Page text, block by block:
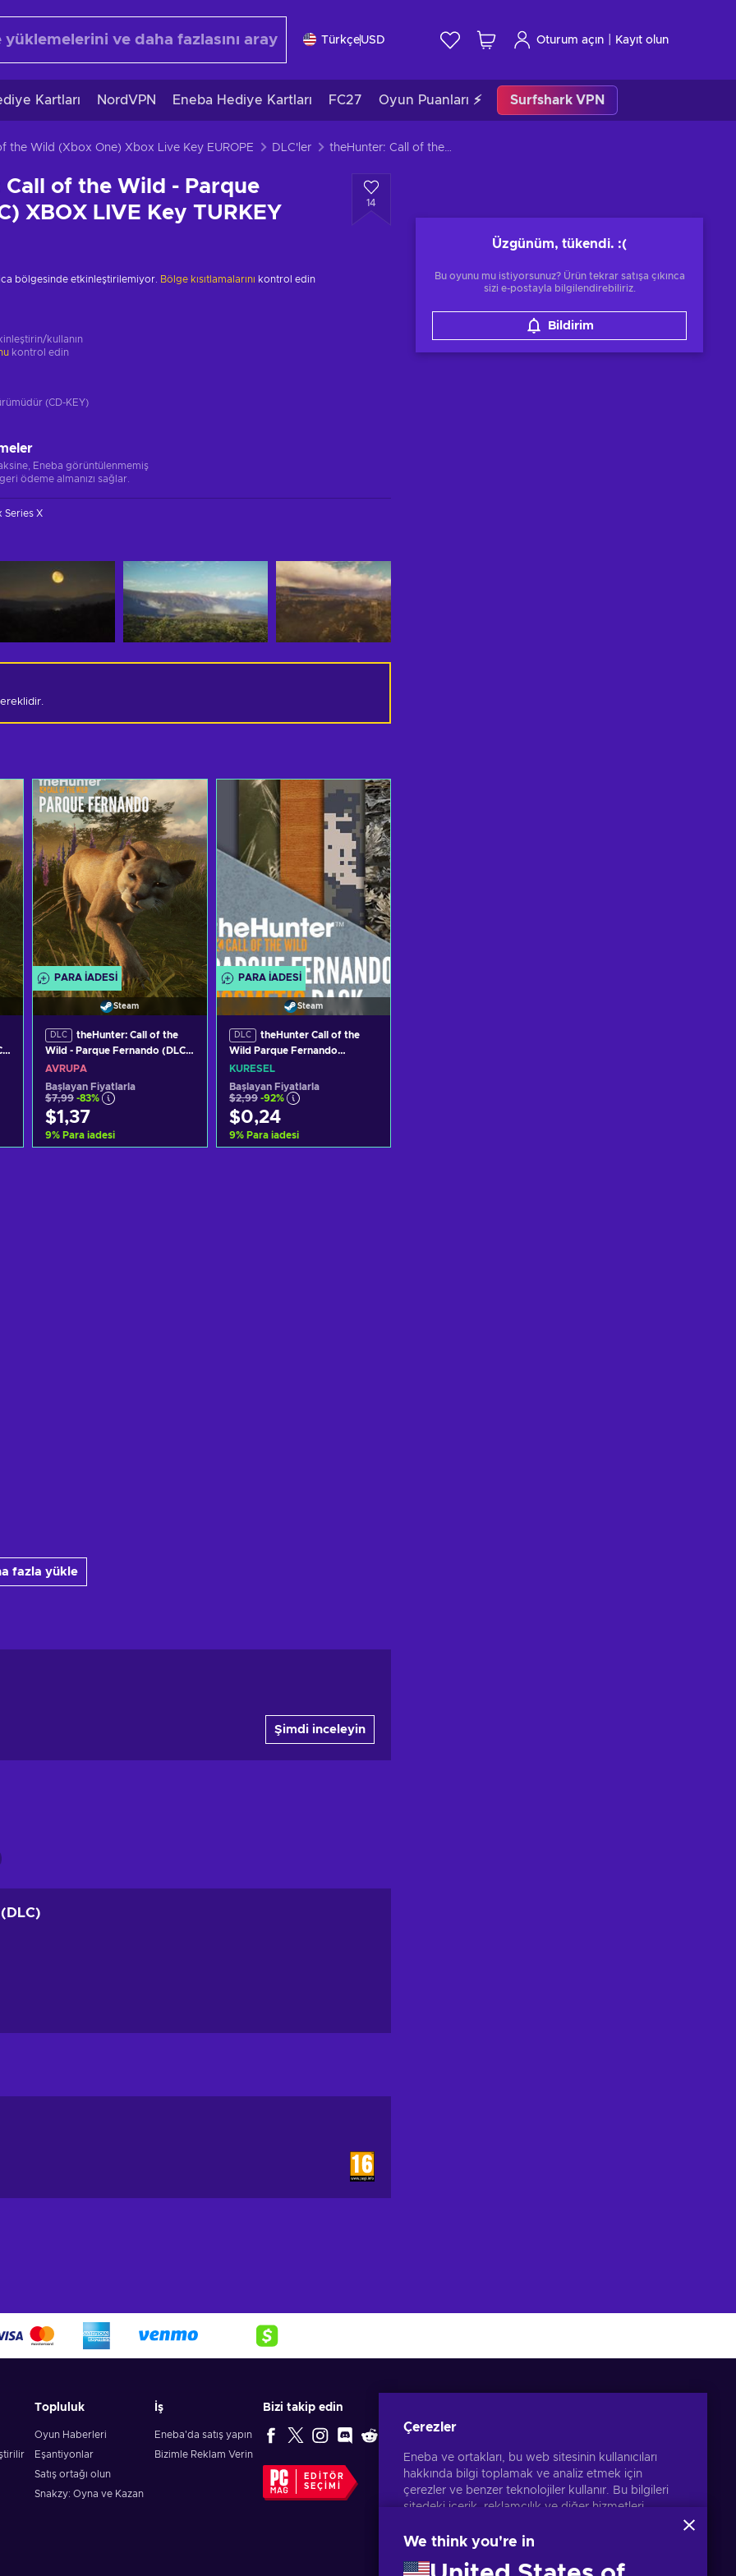
TürkçeUSD Oturum açın Kayıt olun
Kartları NordVPN Eneba Hediye Kartları FC27 Oyun Puanları ⚡ Surfshark VPN
the Wild (Xbox One) Xbox Live Key EUROPE DLC'ler theHunter: Call of the Wild - Parque Fernando (DLC) XBOX LIVE Key TURKEY
of the Wild - Parque
XBOX LIVE Key TURKEY
14
Üzgünüm, tükendi. :(
Bu oyunu mu istiyorsunuz? Ürün tekrar satışa çıkınca
sizi e-postayla bilgilendirebiliriz.
Bildirim
bölgesinde etkinleştirilemiyor. Bölge kısıtlamalarını kontrol edin
kullanın
kontrol edin
(CD-KEY)
Eneba görüntülenmemiş
ödeme almanızı sağlar.
Series X
PARA IADESI
Steam
DLC
theHunter: Call of the
Wild - Parque Fernando (DLC)
(PC) Steam Key EUROPE
AVRUPA
Başlayan Fiyatlarla
$7,99 -83%
$1,37
9% Para iadesi
PARA IADESI
Steam
DLC
theHunter Call of the
Wild Parque Fernando
Cosmetic Pack (DLC) Steam
(PC) Key GLOBAL
KÜRESEL
Başlayan Fiyatlarla
$2,99 -92%
$0,24
9% Para iadesi
fazla yükle
Şimdi inceleyin
Topluluk
Oyun Haberleri
Eşantiyonlar
Satış ortağı olun
Snakzy: Oyna ve Kazan
İş
Eneba'da satış yapın
Bizimle Reklam Verin
Bizi takip edin
EDITÖR
SEÇIMI
Çerezler
Eneba ve ortakları, bu web sitesinin kullanıcıları
hakkında bilgi toplamak ve analiz etmek için
çerezler ve benzer teknolojiler kullanır. Bu bilgileri
sitedeki içerik, reklamcılık ve diğer hizmetleri
reklam kişiselleştirmesi için de kullanılabilir.
Eneba ve ortakları tarafından kullanılmasına izin
We think you're in